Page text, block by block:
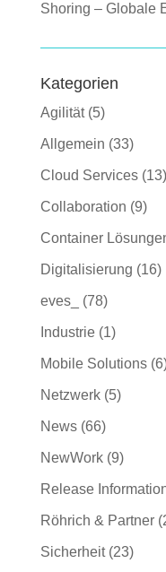
Shoring – Globale
Kategorien
Agilität(5)
Allgemein (33)
Cloud Services(13)
Collaboration (9)
Container
Digitalisierung (16)
eves_ (78)
Industrie(1)
Mobile Solutions
Netzwerk(5)
News(66)
NewWork(9)
Release
Röhrich & Partner
Sicherheit(23)